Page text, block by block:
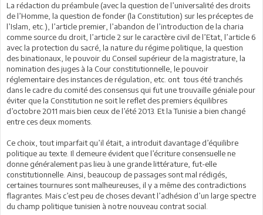
La rédaction du préambule (avec la question de l’universalité des droits
de l’Homme, la question de fonder (la Constitution) sur les préceptes de
l’Islam, etc.), l’article premier, l’abandon de l’introduction de la charia
comme source du droit, l’article 2 sur le caractère civil de l’Etat, l’article 6
avec la protection du sacré, la nature du régime politique, la question
des binationaux, le pouvoir du Conseil supérieur de la magistrature, la
nomination des juges à la Cour constitutionnelle, le pouvoir
réglementaire des instances de régulation, etc. ont tous été tranchés
dans le cadre du comité des consensus qui fut une trouvaille géniale pour
éviter que la Constitution ne soit le reflet des premiers équilibres
d’octobre 2011 mais bien ceux de l’été 2013. Et la Tunisie a bien changé
entre ces deux moments.
Ce choix, tout imparfait qu’il était, a introduit davantage d’équilibre
politique au texte. Il demeure évident que l’écriture consensuelle ne
donne généralement pas lieu à une grande littérature, fut-elle
constitutionnelle. Ainsi, beaucoup de passages sont mal rédigés,
certaines tournures sont malheureuses, il y a même des contradictions
flagrantes. Mais c’est peu de choses devant l’adhésion d’un large spectre
du champ politique tunisien à notre nouveau contrat social.